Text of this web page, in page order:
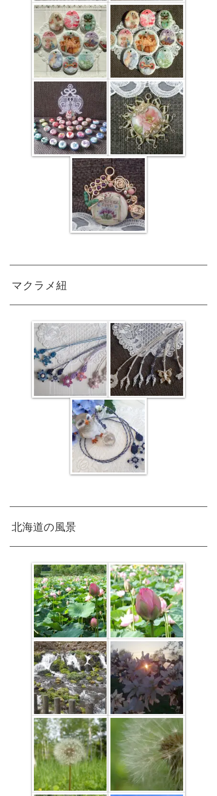
マクラメ紐
北海道の風景